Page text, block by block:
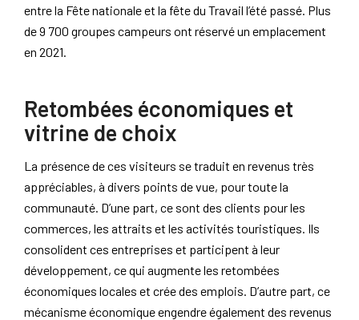
entre la Fête nationale et la fête du Travail l’été passé. Plus
de 9 700 groupes campeurs ont réservé un emplacement
en 2021.
Retombées économiques et
vitrine de choix
La présence de ces visiteurs se traduit en revenus très
appréciables, à divers points de vue, pour toute la
communauté. D’une part, ce sont des clients pour les
commerces, les attraits et les activités touristiques. Ils
consolident ces entreprises et participent à leur
développement, ce qui augmente les retombées
économiques locales et crée des emplois. D’autre part, ce
mécanisme économique engendre également des revenus